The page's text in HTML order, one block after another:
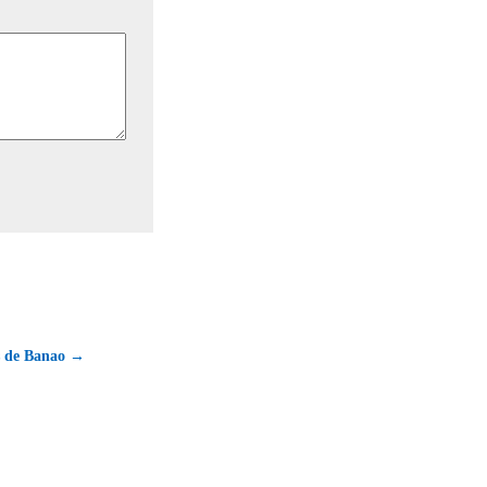
de Banao →